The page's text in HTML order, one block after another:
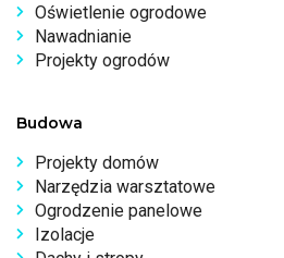
Oświetlenie ogrodowe
Nawadnianie
Projekty ogrodów
Budowa
Projekty domów
Narzędzia warsztatowe
Ogrodzenie panelowe
Izolacje